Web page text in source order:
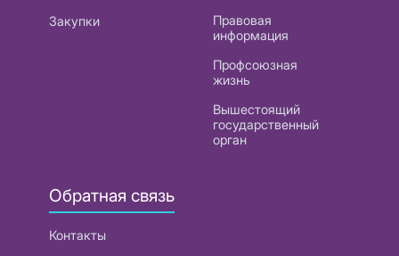
Закупки
Правовая
информация
Профсоюзная
жизнь
Вышестоящий
государственный
орган
Обратная связь
Контакты